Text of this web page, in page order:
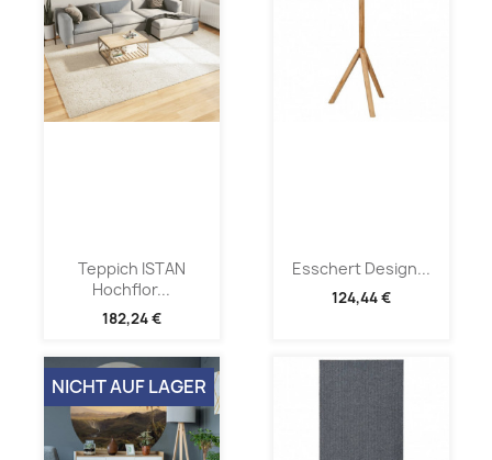
Teppich ISTAN
Hochflor...
182,24 €
Esschert Design...
124,44 €
NICHT AUF LAGER